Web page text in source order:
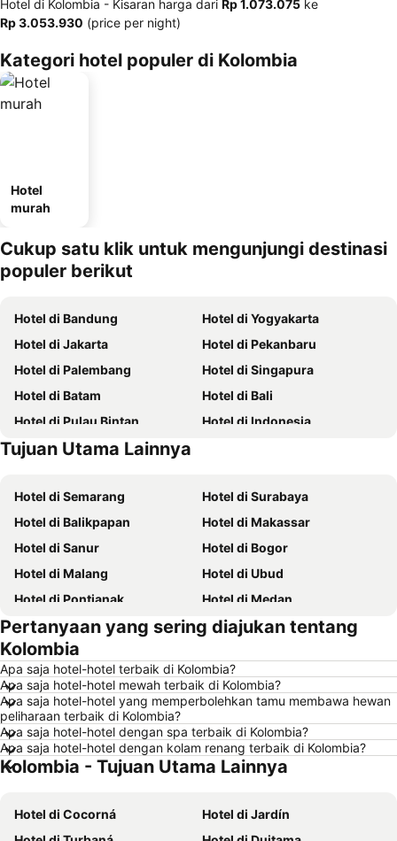
Hotel di Kolombia - Kisaran harga dari ‎Rp 1.073.075 ke
‎Rp 3.053.930 (price per night)
Kategori hotel populer di Kolombia
Hotel
murah
Cukup satu klik untuk mengunjungi destinasi
populer berikut
Hotel di Bandung
Hotel di Yogyakarta
Hotel di Jakarta
Hotel di Pekanbaru
Hotel di Palembang
Hotel di Singapura
Hotel di Batam
Hotel di Bali
Hotel di Pulau Bintan
Hotel di Indonesia
Hotel di Yogyakarta
Tujuan Utama Lainnya
Hotel di Semarang
Hotel di Surabaya
Hotel di Balikpapan
Hotel di Makassar
Hotel di Sanur
Hotel di Bogor
Hotel di Malang
Hotel di Ubud
Hotel di Pontianak
Hotel di Medan
Hotel di Pangandaran
Hotel di Kuala Lumpur
Hotel di Bekasi
Hotel di Surakarta
Hotel di Padang
Hotel di Kuta
Hotel di Singkawang
Hotel di Jambi
Hotel di Pulau Lombok
Hotel di Siprus
Hotel di Kauai
Hotel di Pulau Penang
Hotel di Pulau Nusa Lembongan
Pertanyaan yang sering diajukan tentang
Kolombia
Apa saja hotel-hotel terbaik di Kolombia?
Apa saja hotel-hotel mewah terbaik di Kolombia?
Apa saja hotel-hotel yang memperbolehkan tamu membawa hewan
peliharaan terbaik di Kolombia?
Apa saja hotel-hotel dengan spa terbaik di Kolombia?
Apa saja hotel-hotel dengan kolam renang terbaik di Kolombia?
Kolombia - Tujuan Utama Lainnya
Hotel di Cocorná
Hotel di Jardín